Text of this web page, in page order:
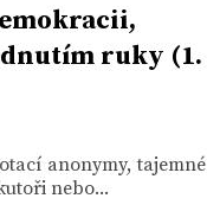
ruky (1.
anonymy, tajemné
nebo...